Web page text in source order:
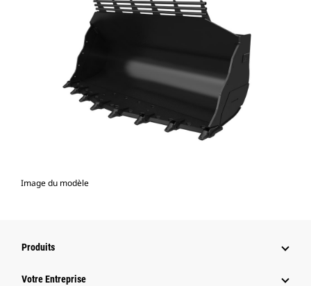
Image du modèle
Produits
Votre Entreprise